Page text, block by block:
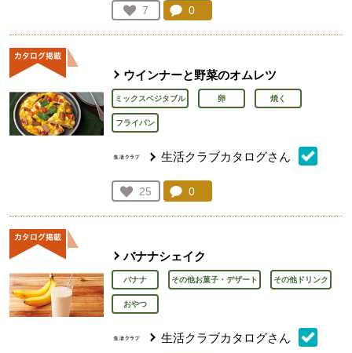
お気に入り登録：
7
人が登録
コメント：
0
ウインナーと野菜のオムレツ
ミックスベジタブル 卵 焼く
フライパン
生活クラブカタログさん
お気に入り登録：
25
人が登録
コメント：
0
バナナシェイク
バナナ その他お菓子・デザート その他ドリンク
おやつ
生活クラブカタログさん